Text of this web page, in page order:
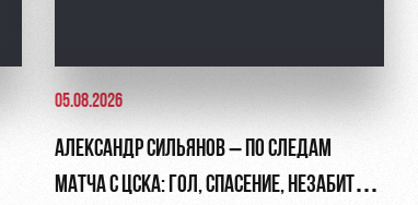
05.08.2026
АЛЕКСАНДР СИЛЬЯНОВ – ПО СЛЕДАМ
МАТЧА С ЦСКА: ГОЛ, СПАСЕНИЕ, НЕЗАБИТЫЙ